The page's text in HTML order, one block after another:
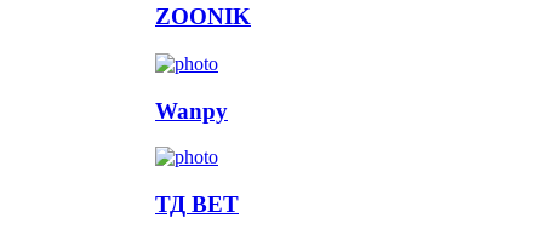
ZOONIK
Wanpy
ТД ВЕТ